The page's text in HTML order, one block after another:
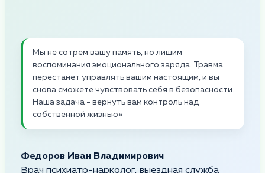
Мы не сотрем вашу память, но лишим
воспоминания эмоционального заряда. Травма
перестанет управлять вашим настоящим, и вы
снова сможете чувствовать себя в безопасности.
Наша задача - вернуть вам контроль над
собственной жизнью»
Федоров Иван Владимирович
Врач психиатр-нарколог, выездная служба